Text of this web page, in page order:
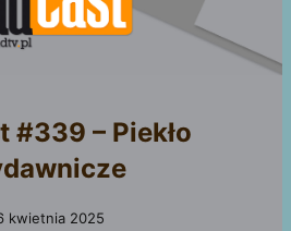
#339 – Piekło
kwietnia 2025